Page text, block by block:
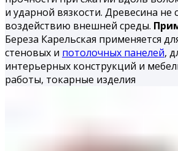
и удар­ной вязкости. Древесина не
воздействию внешней среды.
Береза Карельская применяется
стеновых и потолочных панелей,
интерьерных конструкций и
работы, токарные из­делия